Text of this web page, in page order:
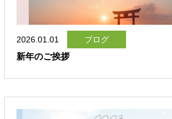
2026.01.01 ブログ
新年のご挨拶